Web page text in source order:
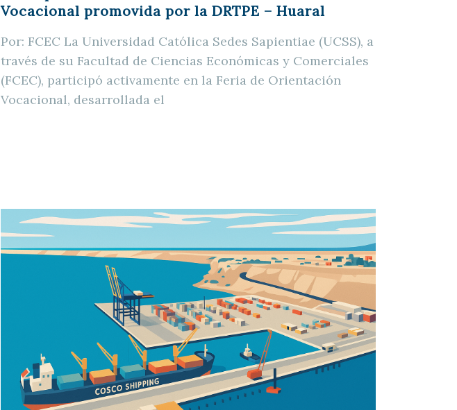
Vocacional promovida por la DRTPE – Huaral
Por: FCEC La Universidad Católica Sedes Sapientiae (UCSS), a
través de su Facultad de Ciencias Económicas y Comerciales
(FCEC), participó activamente en la Feria de Orientación
Vocacional, desarrollada el